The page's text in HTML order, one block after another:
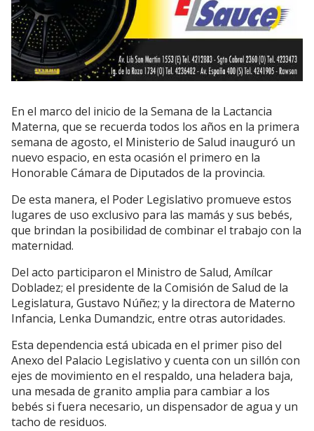
En el marco del inicio de la Semana de la Lactancia
Materna, que se recuerda todos los años en la primera
semana de agosto, el Ministerio de Salud inauguró un
nuevo espacio, en esta ocasión el primero en la
Honorable Cámara de Diputados de la provincia.
De esta manera, el Poder Legislativo promueve estos
lugares de uso exclusivo para las mamás y sus bebés,
que brindan la posibilidad de combinar el trabajo con la
maternidad.
Del acto participaron el Ministro de Salud, Amílcar
Dobladez; el presidente de la Comisión de Salud de la
Legislatura, Gustavo Núñez; y la directora de Materno
Infancia, Lenka Dumandzic, entre otras autoridades.
Esta dependencia está ubicada en el primer piso del
Anexo del Palacio Legislativo y cuenta con un sillón con
ejes de movimiento en el respaldo, una heladera baja,
una mesada de granito amplia para cambiar a los
bebés si fuera necesario, un dispensador de agua y un
tacho de residuos.